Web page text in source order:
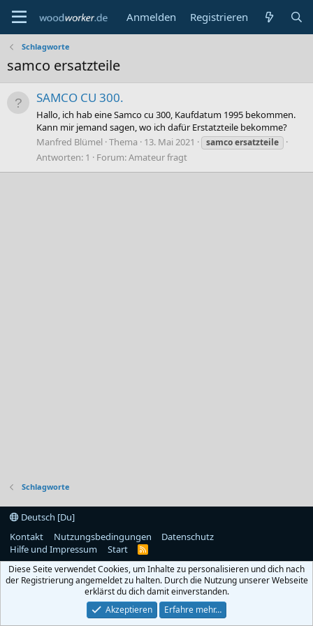
Anmelden Registrieren
Schlagworte
samco ersatzteile
SAMCO CU 300.
Hallo, ich hab eine Samco cu 300, Kaufdatum 1995 bekommen.
Kann mir jemand sagen, wo ich dafür Erstatzteile bekomme?
Manfred Blümel Thema 13. Mai 2021 samcoersatzteile
Antworten: 1 Forum:Amateur fragt
Schlagworte
Deutsch [Du]
Kontakt
Nutzungsbedingungen
Datenschutz
Hilfe und Impressum
Start
R
S
Diese Seite verwendet Cookies, um Inhalte zu personalisieren und dich nach
der Registrierung angemeldet zu halten. Durch die Nutzung unserer Webseite
erklärst du dich damit einverstanden.
Akzeptieren
Erfahre mehr…